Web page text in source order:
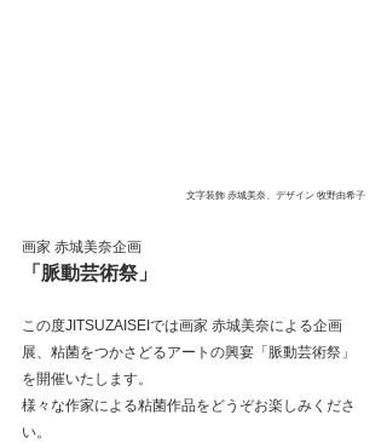
文字装飾 赤城美奈、デザイン 牧野由希子
画家 赤城美奈企画
「脈動芸術祭」
この度JITSUZAISEIでは画家 赤城美奈による企画
展、粘菌をつかさどるアートの興宴「脈動芸術祭」
を開催いたします。
様々な作家による粘菌作品をどうぞお楽しみくださ
い。